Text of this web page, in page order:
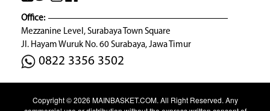
Office:
Mezzanine Level, Surabaya Town Square
Jl. Hayam Wuruk No. 60 Surabaya, Jawa Timur
0822 3356 3502
Copyright © 2026 MAINBASKET.COM. All Right Reserved. Any